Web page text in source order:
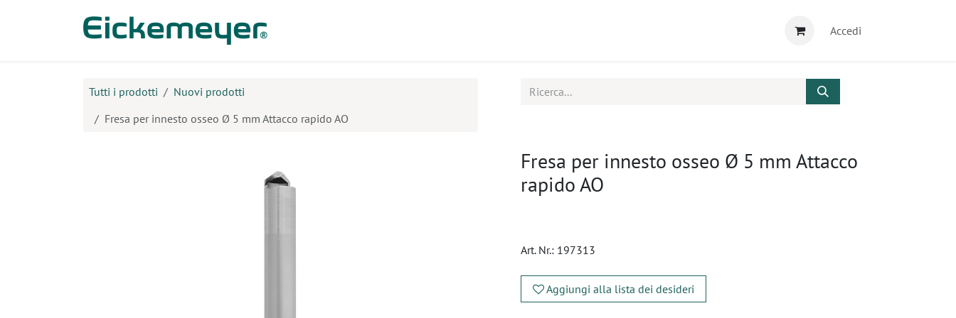
Accedi
Tutti i prodotti
Nuovi prodotti
Fresa per innesto osseo Ø 5 mm Attacco rapido AO
Fresa per innesto osseo Ø 5 mm Attacco
rapido AO
Art. Nr.: 197313
Aggiungi alla lista dei desideri